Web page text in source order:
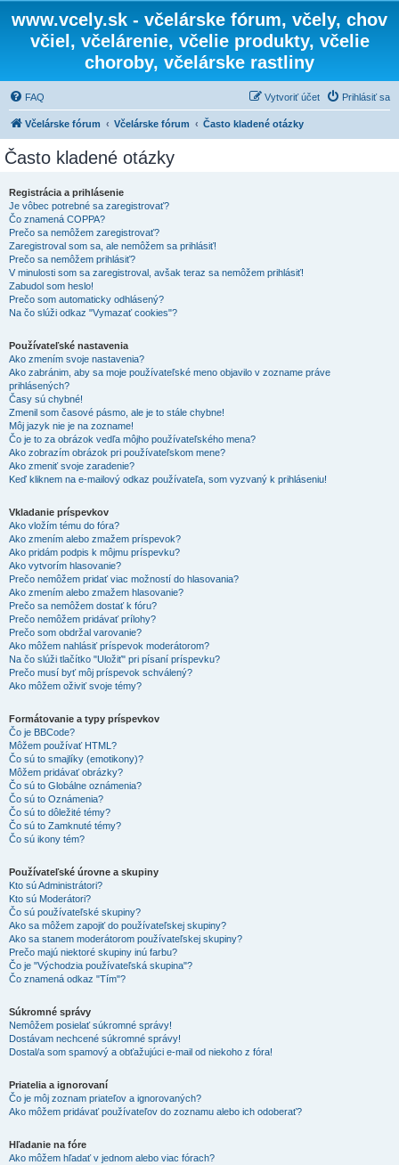
www.vcely.sk - včelárske fórum, včely, chov
včiel, včelárenie, včelie produkty, včelie
choroby, včelárske rastliny
FAQ Prihlásiť sa
Vytvoriť účet
Včelárske fórum Včelárske fórum Často kladené otázky
Často kladené otázky
Registrácia a prihlásenie
Je vôbec potrebné sa zaregistrovať?
Čo znamená COPPA?
Prečo sa nemôžem zaregistrovať?
Zaregistroval som sa, ale nemôžem sa prihlásiť!
Prečo sa nemôžem prihlásiť?
V minulosti som sa zaregistroval, avšak teraz sa nemôžem prihlásiť!
Zabudol som heslo!
Prečo som automaticky odhlásený?
Na čo slúži odkaz "Vymazať cookies"?
Používateľské nastavenia
Ako zmením svoje nastavenia?
Ako zabránim, aby sa moje používateľské meno objavilo v zozname práve
prihlásených?
Časy sú chybné!
Zmenil som časové pásmo, ale je to stále chybne!
Môj jazyk nie je na zozname!
Čo je to za obrázok vedľa môjho používateľského mena?
Ako zobrazím obrázok pri používateľskom mene?
Ako zmeniť svoje zaradenie?
Keď kliknem na e-mailový odkaz používateľa, som vyzvaný k prihláseniu!
Vkladanie príspevkov
Ako vložím tému do fóra?
Ako zmením alebo zmažem príspevok?
Ako pridám podpis k môjmu príspevku?
Ako vytvorím hlasovanie?
Prečo nemôžem pridať viac možností do hlasovania?
Ako zmením alebo zmažem hlasovanie?
Prečo sa nemôžem dostať k fóru?
Prečo nemôžem pridávať prílohy?
Prečo som obdržal varovanie?
Ako môžem nahlásiť príspevok moderátorom?
Na čo slúži tlačítko "Uložiť" pri písaní príspevku?
Prečo musí byť môj príspevok schválený?
Ako môžem oživiť svoje témy?
Formátovanie a typy príspevkov
Čo je BBCode?
Môžem používať HTML?
Čo sú to smajlíky (emotikony)?
Môžem pridávať obrázky?
Čo sú to Globálne oznámenia?
Čo sú to Oznámenia?
Čo sú to dôležité témy?
Čo sú to Zamknuté témy?
Čo sú ikony tém?
Používateľské úrovne a skupiny
Kto sú Administrátori?
Kto sú Moderátori?
Čo sú používateľské skupiny?
Ako sa môžem zapojiť do používateľskej skupiny?
Ako sa stanem moderátorom používateľskej skupiny?
Prečo majú niektoré skupiny inú farbu?
Čo je "Východzia používateľská skupina"?
Čo znamená odkaz "Tím"?
Súkromné správy
Nemôžem posielať súkromné správy!
Dostávam nechcené súkromné správy!
Dostal/a som spamový a obťažujúci e-mail od niekoho z fóra!
Priatelia a ignorovaní
Čo je môj zoznam priateľov a ignorovaných?
Ako môžem pridávať používateľov do zoznamu alebo ich odoberať?
Hľadanie na fóre
Ako môžem hľadať v jednom alebo viac fórach?